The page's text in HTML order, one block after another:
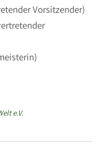
Vorsitzender)
e.V.